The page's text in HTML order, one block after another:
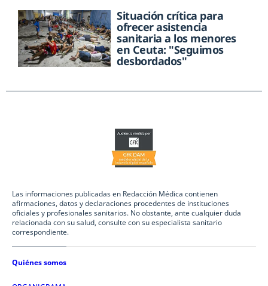
Situación crítica para
ofrecer asistencia
sanitaria a los menores
en Ceuta: "Seguimos
desbordados"
Las informaciones publicadas en Redacción Médica contienen
afirmaciones, datos y declaraciones procedentes de instituciones
oficiales y profesionales sanitarios. No obstante, ante cualquier duda
relacionada con su salud, consulte con su especialista sanitario
correspondiente.
Quiénes somos